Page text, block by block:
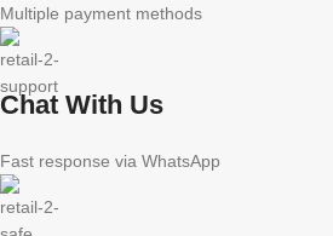
Multiple payment methods
Chat With Us
Fast response via WhatsApp